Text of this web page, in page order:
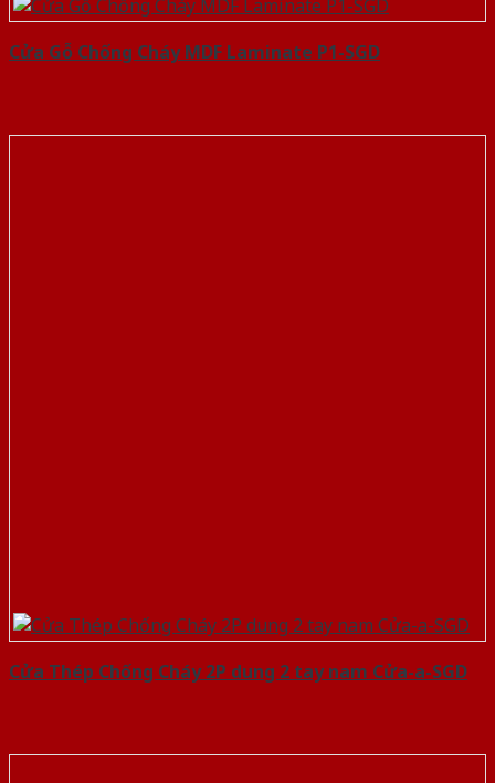
Cửa Gỗ Chống Cháy MDF Laminate P1-SGD
Cửa Thép Chống Cháy 2P dung 2 tay nam Cửa-a-SGD